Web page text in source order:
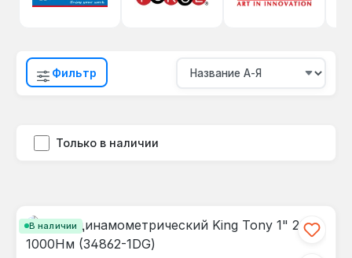
Фильтр
Только в наличии
В наличии